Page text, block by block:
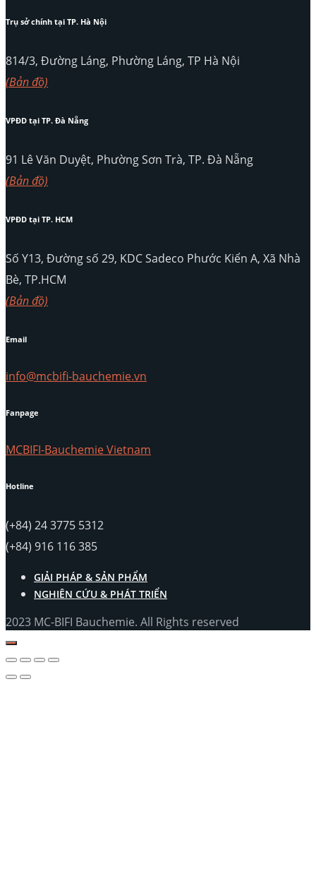
Trụ sở chính tại TP. Hà Nội
814/3, Đường Láng, Phường Láng, TP Hà Nội
(Bản đồ)
VPĐD tại TP. Đà Nẵng
91 Lê Văn Duyệt, Phường Sơn Trà, TP. Đà Nẵng
(Bản đồ)
VPĐD tại TP. HCM
Số Y13, Đường số 29, KDC Sadeco Phước Kiển A, Xã Nhà
Bè, TP.HCM
(Bản đồ)
Email
info@mcbifi-bauchemie.vn
Fanpage
MCBIFI-Bauchemie Vietnam
Hotline
(+84) 24 3775 5312
(+84) 916 116 385
GIẢI PHÁP & SẢN PHẨM
NGHIÊN CỨU & PHÁT TRIỂN
2023 MC-BIFI Bauchemie. All Rights reserved